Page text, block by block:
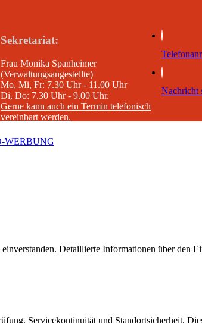
Sekretariat:
Frau Monika Spanheimer
(Verwaltungsangestellte)
Mo, Mi, Fr: 7.30 Uhr - 11.00 Uhr
Di, Do: 7.30 Uhr - 9.00 Uhr.
Gerne kann auch ein Termin telefonisch
vereinbart werden.
Nachricht
WERBUNG
Detaillierte Informationen über den
Servicekontinuität und Standortsicherheit.